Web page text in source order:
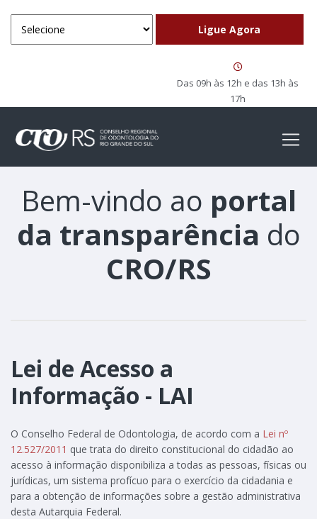
Das 09h às 12h e das 13h às
17h
Bem-vindo ao portal
da transparência do
CRO/RS
Lei de Acesso a
Informação - LAI
O Conselho Federal de Odontologia, de acordo com a Lei nº
12.527/2011 que trata do direito constitucional do cidadão ao
acesso à informação disponibiliza a todas as pessoas, físicas ou
jurídicas, um sistema profícuo para o exercício da cidadania e
para a obtenção de informações sobre a gestão administrativa
desta Autarquia Federal.